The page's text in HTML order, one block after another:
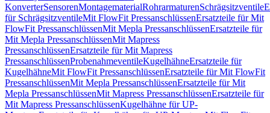
KonverterSensorenMontagematerialRohrarmaturenSchrägsitzventile
für SchrägsitzventileMit FlowFit PressanschlüssenErsatzteile für Mit
FlowFit PressanschlüssenMit Mepla PressanschlüssenErsatzteile für
Mit Mepla PressanschlüssenMit Mapress
PressanschlüssenErsatzteile für Mit Mapress
PressanschlüssenProbenahmeventileKugelhähneErsatzteile für
KugelhähneMit FlowFit PressanschlüssenErsatzteile für Mit FlowFit
PressanschlüssenMit Mepla PressanschlüssenErsatzteile für Mit
Mepla PressanschlüssenMit Mapress PressanschlüssenErsatzteile für
Mit Mapress PressanschlüssenKugelhähne für UP-